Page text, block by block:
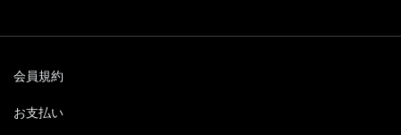
会員規約
お支払い